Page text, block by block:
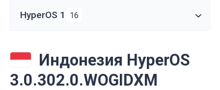
HyperOS 1 16
Индонезия HyperOS
3.0.302.0.WOGIDXM